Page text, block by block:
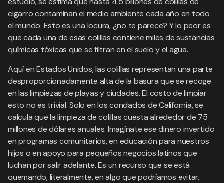
cigarro contaminan el medio ambiente cada año en todo
el mundo. Esto es una locura, ¿no te parece? Y lo peor es
que cada una de esas colillas contiene miles de sustancias
químicas tóxicas que se filtran en el suelo y el agua.
Aquí en Estados Unidos, las colillas representan una parte
desproporcionadamente alta de la basura que se recoge
en las limpiezas de playas y ciudades. El costo de limpiar
esto no es trivial. Solo en los condados de California, se
calcula que la limpieza de colillas cuesta alrededor de 75
millones de dólares anuales. Imagínate ese dinero invertido
en programas comunitarios, en educación para nuestros
hijos o en apoyo para pequeños negocios latinos que
luchan por salir adelante. Es un recurso que se está
quemando, literalmente, en algo que podríamos evitar.